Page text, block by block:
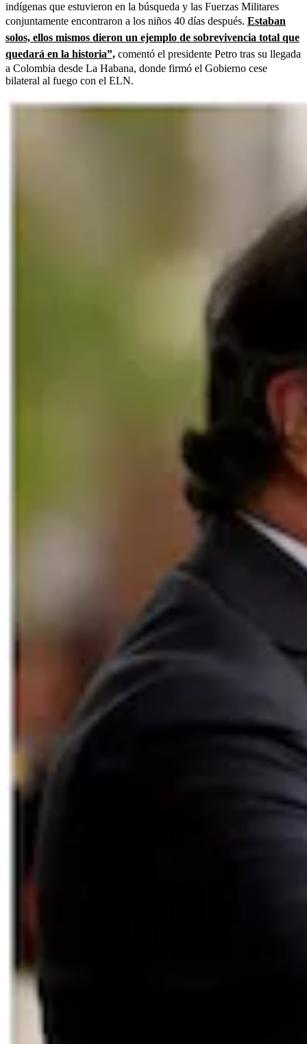
indígenas que estuvieron en la búsqueda y las Fuerzas Militares
conjuntamente encontraron a los niños 40 días después. Estaban
solos, ellos mismos dieron un ejemplo de sobrevivencia total que
quedará en la historia”, comentó el presidente Petro tras su llegada
a Colombia desde La Habana, donde firmó el Gobierno cese
bilateral al fuego con el ELN.